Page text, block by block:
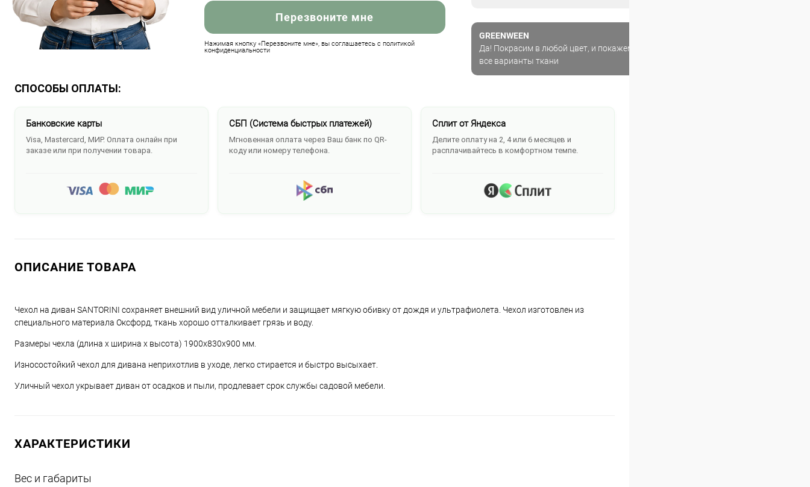
Перезвоните мне
Нажимая кнопку «Перезвоните мне», вы соглашаетесь с политикой
конфиденциальности
GREENWEEN
Да! Покрасим в любой цвет, и покажем
все варианты ткани
СПОСОБЫ ОПЛАТЫ:
Банковские карты
Visa, Mastercard, МИР. Оплата онлайн при
заказе или при получении товара.
СБП (Система быстрых платежей)
Мгновенная оплата через Ваш банк по QR-
коду или номеру телефона.
Сплит от Яндекса
Делите оплату на 2, 4 или 6 месяцев и
расплачивайтесь в комфортном темпе.
ОПИСАНИЕ ТОВАРА
Чехол на диван SANTORINI сохраняет внешний вид уличной мебели и защищает мягкую обивку от дождя и ультрафиолета. Чехол изготовлен из
специального материала Оксфорд, ткань хорошо отталкивает грязь и воду.
Размеры чехла (длина х ширина х высота) 1900х830х900 мм.
Износостойкий чехол для дивана неприхотлив в уходе, легко стирается и быстро высыхает.
Уличный чехол укрывает диван от осадков и пыли, продлевает срок службы садовой мебели.
ХАРАКТЕРИСТИКИ
Вес и габариты